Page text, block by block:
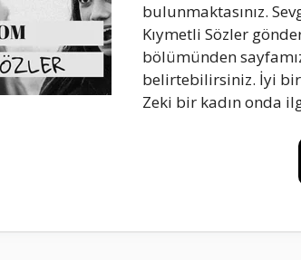
bulunmaktasınız.
Kıymetli Sözler
bölümünden
belirtebilirsiniz. İyi
Zeki bir kadın onda